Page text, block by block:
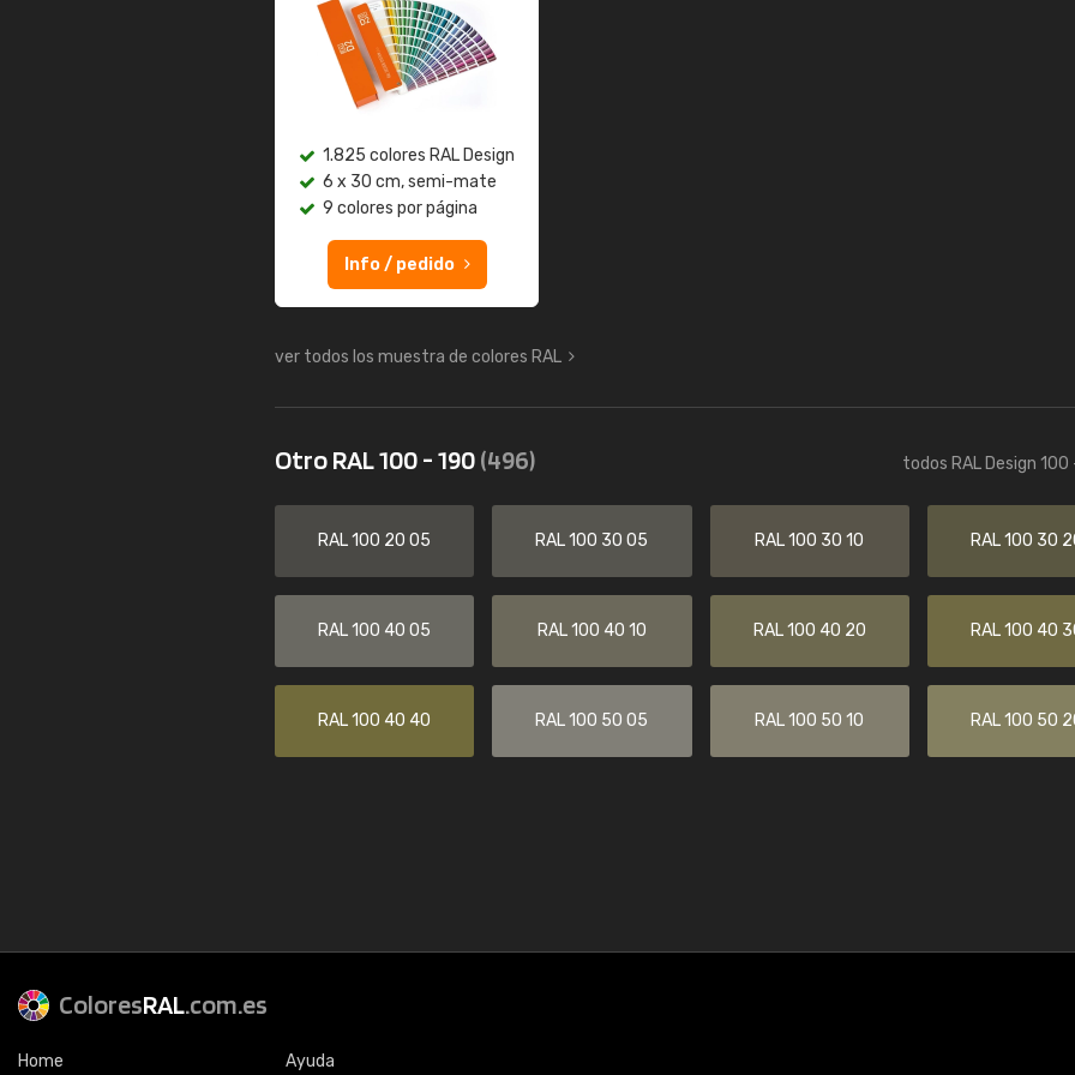
1.825 colores RAL Design
6 x 30 cm, semi-mate
9 colores por página
Info / pedido
ver todos los muestra de colores RAL
Otro RAL 100 - 190(496) todos RAL Design 100
RAL 100 20 05 RAL 100 30 05 RAL 100 30 10 RAL 100 30
RAL 100 40 05 RAL 100 40 10 RAL 100 40 20 RAL 100 40
RAL 100 40 40 RAL 100 50 05 RAL 100 50 10 RAL 100 50
ColoresRAL.com.es
Home Ayuda